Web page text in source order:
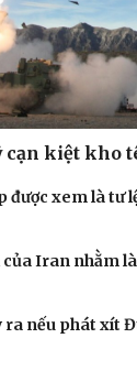
cạn kiệt kho
được xem là tư
của Iran nhằm
ra nếu phát xít